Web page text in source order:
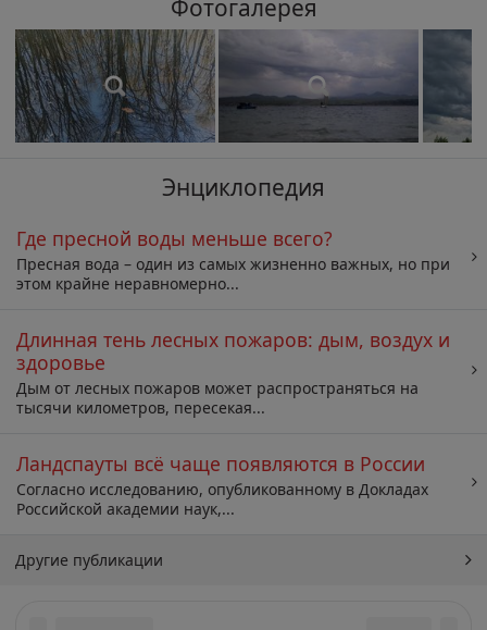
Фотогалерея
Энциклопедия
Где пресной воды меньше всего?
Пресная вода – один из самых жизненно важных, но при
этом крайне неравномерно...
Длинная тень лесных пожаров: дым, воздух и
здоровье
Дым от лесных пожаров может распространяться на
тысячи километров, пересекая...
Ландспауты всё чаще появляются в России
Согласно исследованию, опубликованному в Докладах
Российской академии наук,...
Другие публикации